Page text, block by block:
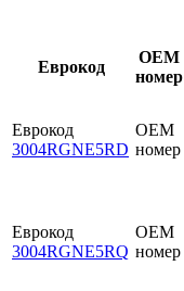
Еврокод
OEM
номер
Еврокод
3004RGNE5RD
OEM
номер
Еврокод
3004RGNE5RQ
OEM
номер